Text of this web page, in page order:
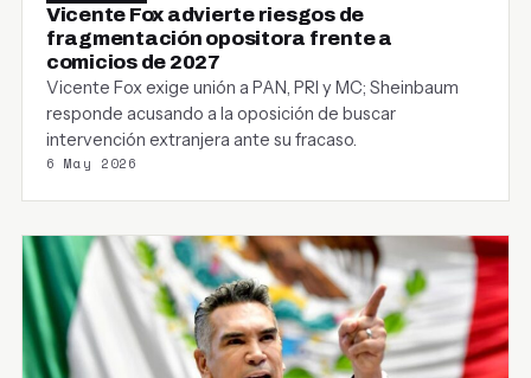
Vicente Fox advierte riesgos de
fragmentación opositora frente a
comicios de 2027
Vicente Fox exige unión a PAN, PRI y MC; Sheinbaum
responde acusando a la oposición de buscar
intervención extranjera ante su fracaso.
6 May 2026